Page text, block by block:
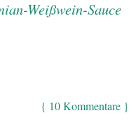
{ 10 Kommentare }